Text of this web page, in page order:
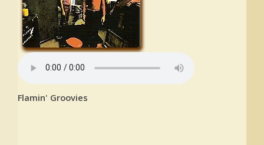
Flamin' Groovies